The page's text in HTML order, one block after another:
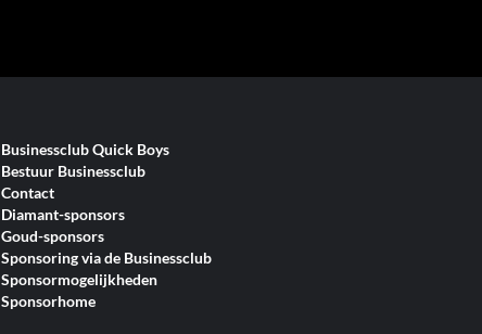
Businessclub Quick Boys
Bestuur Businessclub
Contact
Diamant-sponsors
Goud-sponsors
Sponsoring via de Businessclub
Sponsormogelijkheden
Sponsorhome